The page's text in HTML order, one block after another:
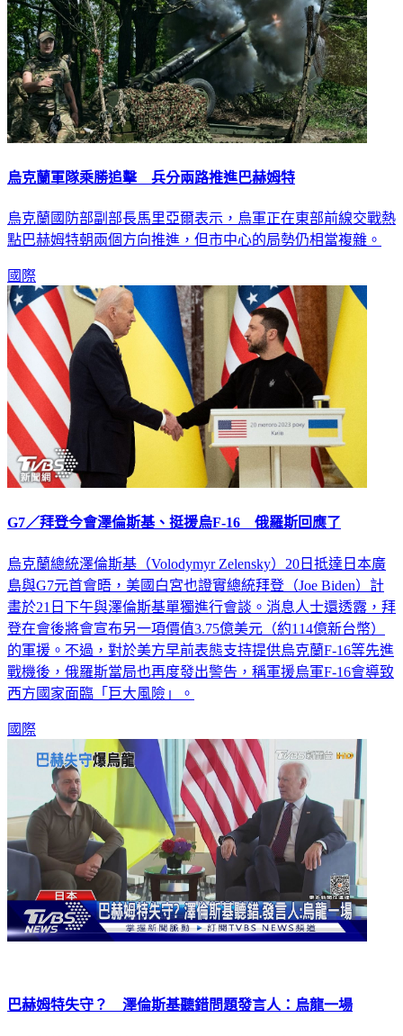
烏克蘭軍隊乘勝追擊 兵分兩路推進巴赫姆特
烏克蘭國防部副部長馬里亞爾表示，烏軍正在東部前線交戰熱
點巴赫姆特朝兩個方向推進，但市中心的局勢仍相當複雜。
國際
G7／拜登今會澤倫斯基、挺援烏F-16 俄羅斯回應了
烏克蘭總統澤倫斯基（Volodymyr Zelensky）20日抵達日本廣
島與G7元首會晤，美國白宮也證實總統拜登（Joe Biden）計
畫於21日下午與澤倫斯基單獨進行會談。消息人士還透露，拜
登在會後將會宣布另一項價值3.75億美元（約114億新台幣）
的軍援。不過，對於美方早前表態支持提供烏克蘭F-16等先進
戰機後，俄羅斯當局也再度發出警告，稱軍援烏軍F-16會導致
西方國家面臨「巨大風險」。
國際
巴赫姆特失守？ 澤倫斯基聽錯問題發言人：烏龍一場